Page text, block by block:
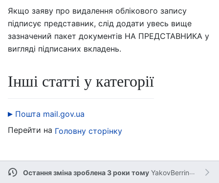
Якщо заяву про видалення облікового запису
підписує представник, слід додати увесь вище
зазначений пакет документів НА ПРЕДСТАВНИКА у
вигляді підписаних вкладень.
Інші статті у категорії
Пошта mail.gov.ua
Перейти на Головну сторінку
Остання зміна зроблена 3 роки тому YakovBerringer